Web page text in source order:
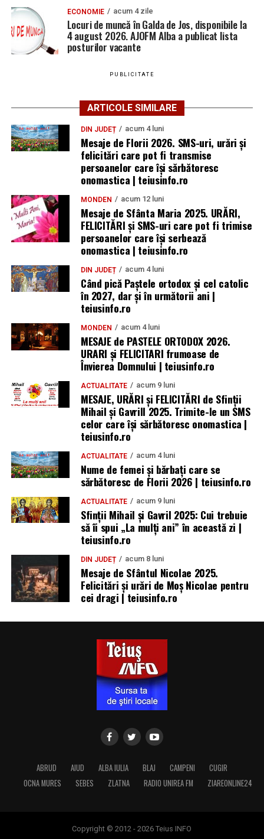
ECONOMIE acum 4 zile
Locuri de muncă în Galda de Jos, disponibile la
4 august 2026. AJOFM Alba a publicat lista
posturilor vacante
PUBLICITATE
ARTICOLE SIMILARE
DIN JUDEȚ acum 4 luni
Mesaje de Florii 2026. SMS-uri, urări și
felicitări care pot fi transmise
persoanelor care îşi sărbătoresc
onomastica | teiusinfo.ro
MONDEN acum 12 luni
Mesaje de Sfânta Maria 2025. URĂRI,
FELICITĂRI și SMS-uri care pot fi trimise
persoanelor care își serbează
onomastica | teiusinfo.ro
DIN JUDEȚ acum 4 luni
Când pică Paștele ortodox și cel catolic
în 2027, dar și în următorii ani |
teiusinfo.ro
MONDEN acum 4 luni
MESAJE de PASTELE ORTODOX 2026.
URARI și FELICITARI frumoase de
Învierea Domnului | teiusinfo.ro
ACTUALITATE acum 9 luni
MESAJE, URĂRI și FELICITĂRI de Sfinții
Mihail și Gavrill 2025. Trimite-le un SMS
celor care își sărbătoresc onomastica |
teiusinfo.ro
ACTUALITATE acum 4 luni
Nume de femei și bărbați care se
sărbătoresc de Florii 2026 | teiusinfo.ro
ACTUALITATE acum 9 luni
Sfinții Mihail și Gavril 2025: Cui trebuie
să îi spui „La mulţi ani” în această zi |
teiusinfo.ro
DIN JUDEȚ acum 8 luni
Mesaje de Sfântul Nicolae 2025.
Felicitări și urări de Moș Nicolae pentru
cei dragi | teiusinfo.ro
ABRUD AIUD ALBA IULIA BLAJ CAMPENI
CUGIR
OCNA MURES
SEBES ZLATNA RADIO UNIREA FM ZIAREONLINE24
Copyright © 2012 - 2026 Teius INFO